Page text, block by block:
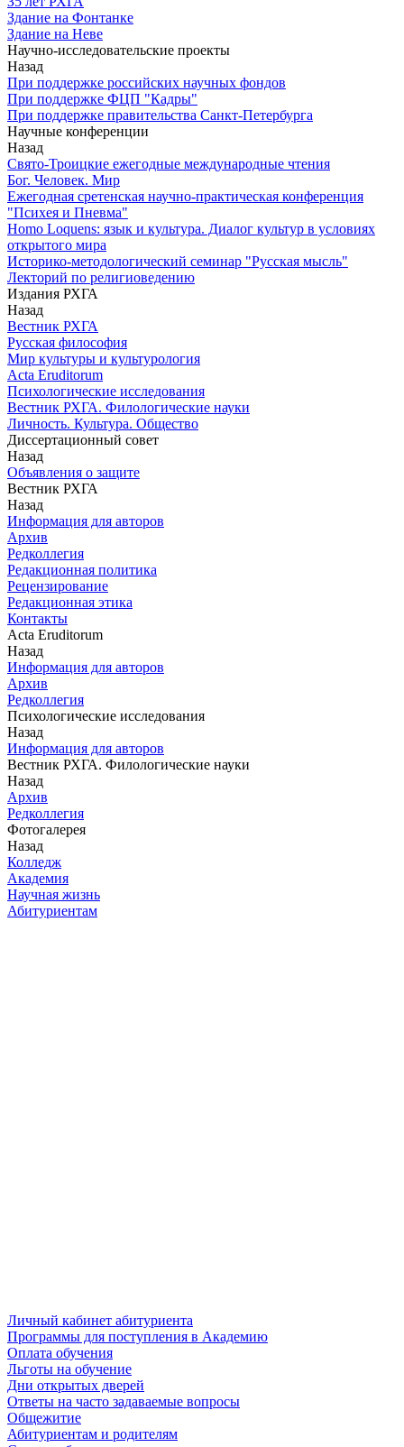
Здание на Фонтанке
Здание на Неве
Научно-исследовательские проекты
Назад
При поддержке российских научных фондов
При поддержке ФЦП "Кадры"
При поддержке правительства Санкт-Петербурга
Научные конференции
Назад
Свято-Троицкие ежегодные международные чтения
Бог. Человек. Мир
Ежегодная сретенская научно-практическая конференция
"Психея и Пневма"
Homo Loquens: язык и культура. Диалог культур в условиях
открытого мира
Историко-методологический семинар "Русская мысль"
Лекторий по религиоведению
Издания РХГА
Назад
Вестник РХГА
Русская философия
Мир культуры и культурология
Acta Eruditorum
Психологические исследования
Вестник РХГА. Филологические науки
Личность. Культура. Общество
Диссертационный совет
Назад
Объявления о защите
Вестник РХГА
Назад
Информация для авторов
Архив
Редколлегия
Редакционная политика
Рецензирование
Редакционная этика
Контакты
Acta Eruditorum
Назад
Информация для авторов
Архив
Редколлегия
Психологические исследования
Назад
Информация для авторов
Вестник РХГА. Филологические науки
Назад
Архив
Редколлегия
Фотогалерея
Назад
Колледж
Академия
Научная жизнь
Абитуриентам
Личный кабинет абитуриента
Программы для поступления в Академию
Оплата обучения
Льготы на обучение
Дни открытых дверей
Ответы на часто задаваемые вопросы
Общежитие
Абитуриентам и родителям